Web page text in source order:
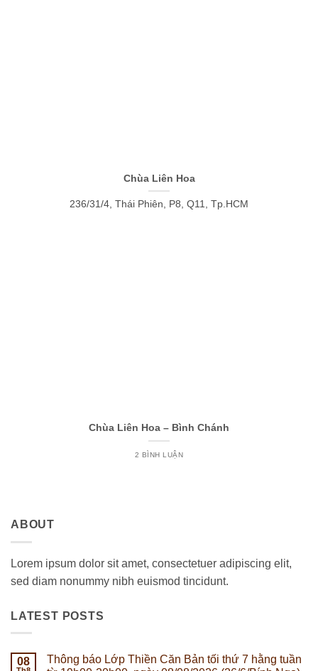
Chùa Liên Hoa
236/31/4, Thái Phiên, P8, Q11, Tp.HCM
Chùa Liên Hoa – Bình Chánh
2 BÌNH LUẬN
ABOUT
Lorem ipsum dolor sit amet, consectetuer adipiscing elit,
sed diam nonummy nibh euismod tincidunt.
LATEST POSTS
08
Thông báo Lớp Thiền Căn Bản tối thứ 7 hằng tuần